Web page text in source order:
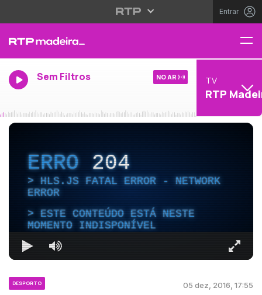
Entrar
Sem Filtros NO AR TV
RTP
ERRO204
HLS.JS FATAL ERROR - NETWORK
ERROR
ESTE CONTEÚDO ESTÁ NESTE
MOMENTO INDISPONÍVEL
DESPORTO 05 dez, 2016, 17:55